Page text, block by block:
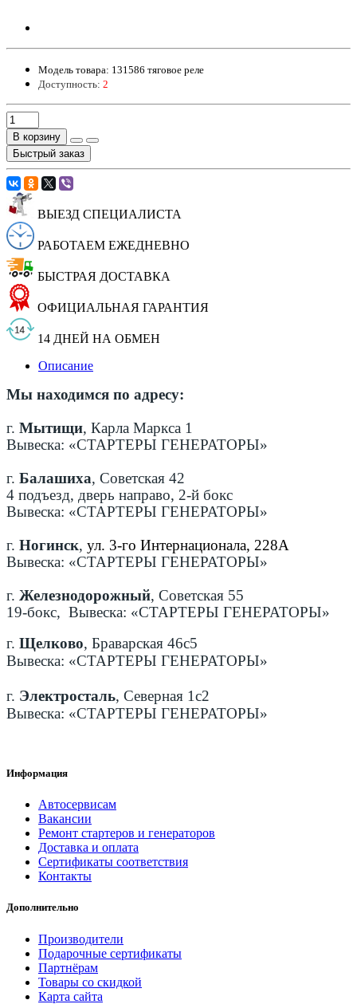
Модель товара: 131586 тяговое реле
Доступность: 2
В корзину
Быстрый заказ
ВЫЕЗД СПЕЦИАЛИСТА
РАБОТАЕМ ЕЖЕДНЕВНО
БЫСТРАЯ ДОСТАВКА
ОФИЦИАЛЬНАЯ ГАРАНТИЯ
14 ДНЕЙ НА ОБМЕН
Описание
Мы находимся по адресу:
г. Мытищи, Карла Маркса 1
Вывеска: «СТАРТЕРЫ ГЕНЕРАТОРЫ»
г. Балашиха, Советская 42
4 подъезд, дверь направо, 2-й бокс
Вывеска: «СТАРТЕРЫ ГЕНЕРАТОРЫ»
г. Ногинск, ул. 3-го Интернационала, 228А
Вывеска: «СТАРТЕРЫ ГЕНЕРАТОРЫ»
г. Железнодорожный, Советская 55
19-бокс, Вывеска: «СТАРТЕРЫ ГЕНЕРАТОРЫ»
г. Щелково, Браварская 46с5
Вывеска: «СТАРТЕРЫ ГЕНЕРАТОРЫ»
г. Электросталь, Северная 1с2
Вывеска: «СТАРТЕРЫ ГЕНЕРАТОРЫ»
Информация
Автосервисам
Вакансии
Ремонт стартеров и генераторов
Доставка и оплата
Сертификаты соответствия
Контакты
Дополнительно
Производители
Подарочные сертификаты
Партнёрам
Товары со скидкой
Карта сайта